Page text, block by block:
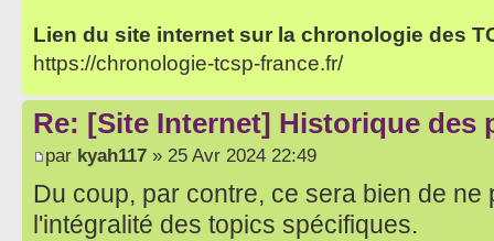
Lien du site internet sur la chronologie des
https://chronologie-tcsp-france.fr/
Re: [Site Internet] Historique des
par kyah117 » 25 Avr 2024 22:49
Du coup, par contre, ce sera bien de ne
l'intégralité des topics spécifiques.